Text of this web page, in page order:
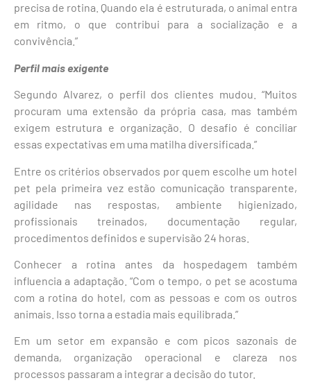
precisa de rotina. Quando ela é estruturada, o animal entra
em ritmo, o que contribui para a socialização e a
convivência.”
Perfil mais exigente
Segundo Alvarez, o perfil dos clientes mudou. “Muitos
procuram uma extensão da própria casa, mas também
exigem estrutura e organização. O desafio é conciliar
essas expectativas em uma matilha diversificada.”
Entre os critérios observados por quem escolhe um hotel
pet pela primeira vez estão comunicação transparente,
agilidade nas respostas, ambiente higienizado,
profissionais treinados, documentação regular,
procedimentos definidos e supervisão 24 horas.
Conhecer a rotina antes da hospedagem também
influencia a adaptação. “Com o tempo, o pet se acostuma
com a rotina do hotel, com as pessoas e com os outros
animais. Isso torna a estadia mais equilibrada.”
Em um setor em expansão e com picos sazonais de
demanda, organização operacional e clareza nos
processos passaram a integrar a decisão do tutor.